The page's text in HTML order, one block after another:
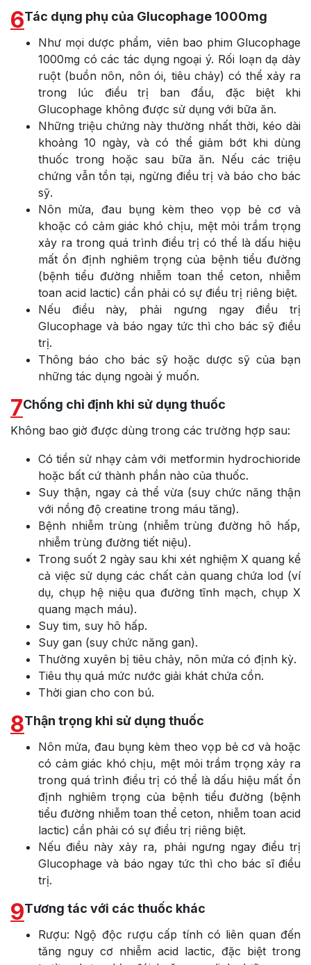
6Tác dụng phụ của Glucophage 1000mg
Như mọi dược phẩm, viên bao phim Glucophage
1000mg có các tác dụng ngoại ý. Rối loạn dạ dày
ruột (buồn nôn, nôn ói, tiêu chảy) có thể xảy ra
trong lúc điều trị ban đầu, đặc biệt khi
Glucophage không được sử dụng với bữa ăn.
Những triệu chứng này thường nhất thời, kéo dài
khoảng 10 ngày, và có thể giảm bớt khi dùng
thuốc trong hoặc sau bữa ăn. Nếu các triệu
chứng vẫn tồn tại, ngừng điều trị và báo cho bác
sỹ.
Nôn mửa, đau bụng kèm theo vọp bẻ cơ và
khoặc có cảm giác khó chịu, mệt mỏi trầm trọng
xảy ra trong quá trình điều trị có thể là dấu hiệu
mất ổn định nghiêm trọng của bệnh tiểu đường
(bệnh tiểu đường nhiễm toan thể ceton, nhiễm
toan acid lactic) cần phải có sự điều trị riêng biệt.
Nếu điều này, phải ngưng ngay điều trị
Glucophage và báo ngay tức thì cho bác sỹ điều
trị.
Thông báo cho bác sỹ hoặc dược sỹ của bạn
những tác dụng ngoài ý muốn.
7Chống chỉ định khi sử dụng thuốc
Không bao giờ được dùng trong các trường hợp sau:
Có tiền sử nhạy cảm với metformin hydrochioride
hoặc bất cứ thành phần nào của thuốc.
Suy thận, ngay cả thể vừa (suy chức năng thận
với nồng độ creatine trong máu tăng).
Bệnh nhiễm trùng (nhiễm trùng đường hô hấp,
nhiễm trùng đường tiết niệu).
Trong suốt 2 ngày sau khi xét nghiệm X quang kể
cả việc sử dụng các chất cản quang chứa lod (ví
dụ, chụp hệ niệu qua đường tĩnh mạch, chụp X
quang mạch máu).
Suy tim, suy hô hấp.
Suy gan (suy chức năng gan).
Thường xuyên bị tiêu chảy, nôn mửa có định kỳ.
Tiêu thụ quá mức nước giải khát chứa cồn.
Thời gian cho con bú.
8Thận trọng khi sử dụng thuốc
Nôn mửa, đau bụng kèm theo vọp bẻ cơ và hoặc
có cảm giác khó chịu, mệt mỏi trầm trọng xảy ra
trong quá trình điều trị có thể là dấu hiệu mất ổn
định nghiêm trọng của bệnh tiểu đường (bệnh
tiểu đường nhiễm toan thể ceton, nhiễm toan acid
lactic) cần phải có sự điều trị riêng biệt.
Nếu điều này xảy ra, phải ngưng ngay điều trị
Glucophage và báo ngay tức thì cho bác sĩ điều
trị.
9Tương tác với các thuốc khác
Rượu: Ngộ độc rượu cấp tính có liên quan đến
tăng nguy cơ nhiễm acid lactic, đặc biệt trong